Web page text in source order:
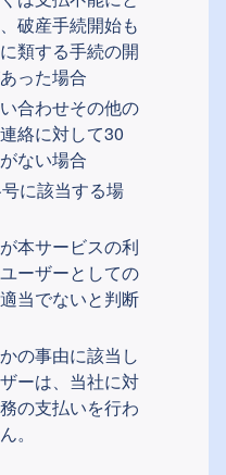
破産手続開始も
類する手続の開
った場合
合わせその他の
絡に対して30
ない場合
に該当する場
本サービスの利
ーザーとしての
当でないと判断
の事由に該当し
ーは、当社に対
の支払いを行わ
。